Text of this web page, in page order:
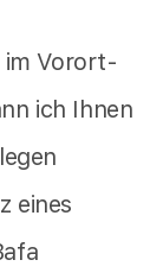
im Vorort-
ich Ihnen
eines